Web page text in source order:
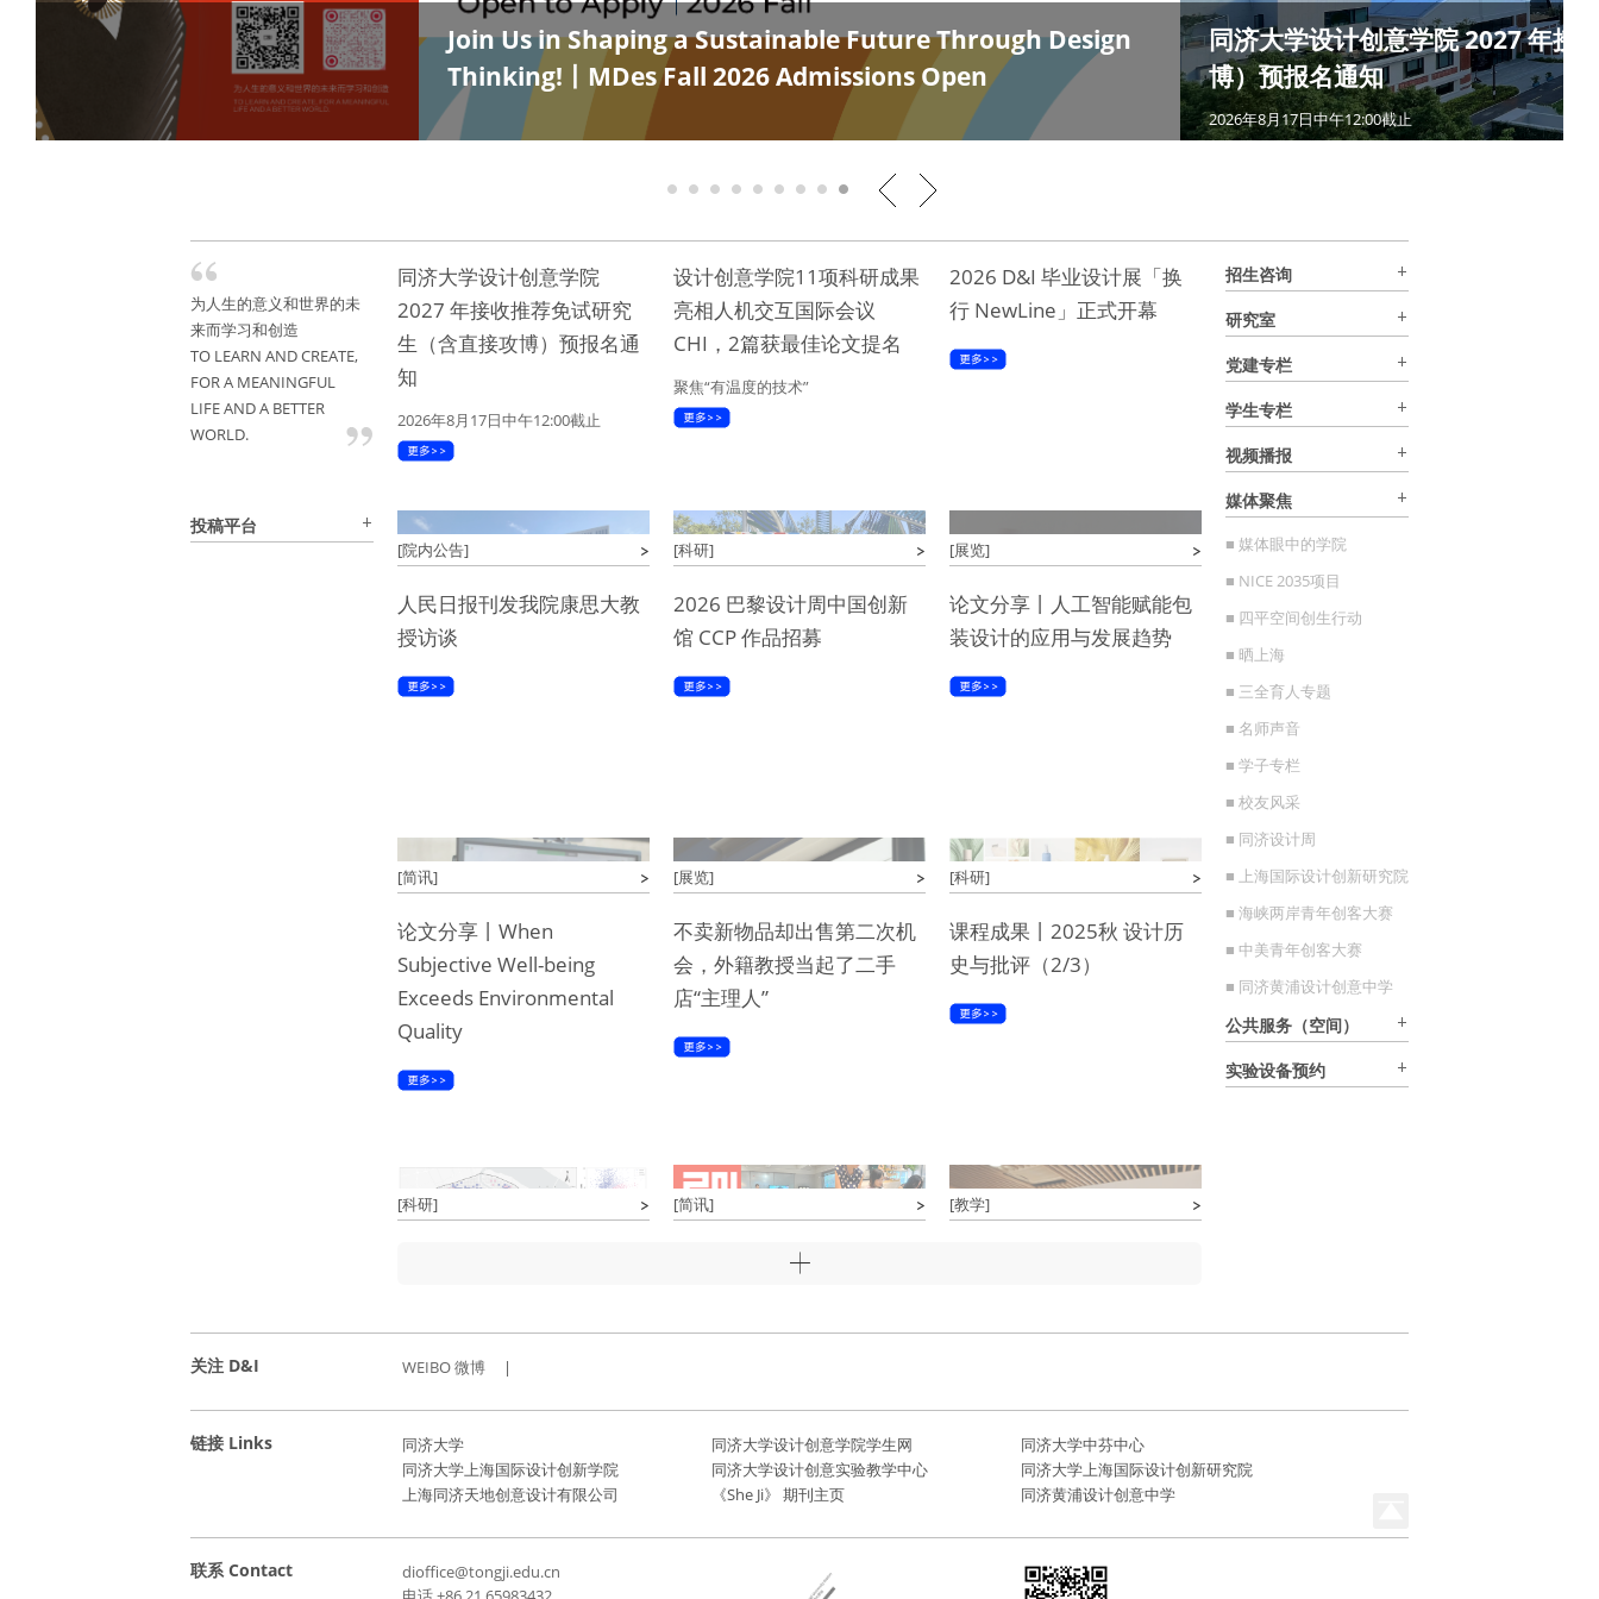
Join Us in Shaping a Sustainable Future Through Design
Thinking!丨MDes Fall 2026 Admissions Open
同济大学设计创意学院 2027 年接
博）预报名通知
2026年8月17日中午12:00截止
1 2 3 4 5 6 7 8 9
为人生的意义和世界的未
来而学习和创造
TO LEARN AND CREATE,
FOR A MEANINGFUL
LIFE AND A BETTER
WORLD.
投稿平台
同济大学设计创意学院
2027 年接收推荐免试研究
生（含直接攻博）预报名通
知
2026年8月17日中午12:00截止
[院内公告]
设计创意学院11项科研成果
亮相人机交互国际会议
CHI，2篇获最佳论文提名
聚焦“有温度的技术”
[科研]
2026 D&I 毕业设计展「换
行 NewLine」正式开幕
[展览]
人民日报刊发我院康思大教
授访谈
[简讯]
2026 巴黎设计周中国创新
馆 CCP 作品招募
[展览]
论文分享丨人工智能赋能包
装设计的应用与发展趋势
[科研]
论文分享丨When
Subjective Well-being
Exceeds Environmental
Quality
[科研]
不卖新物品却出售第二次机
会，外籍教授当起了二手
店“主理人”
[简讯]
课程成果丨2025秋 设计历
史与批评（2/3）
[教学]
招生咨询
研究室
党建专栏
学生专栏
视频播报
媒体聚焦
■ 媒体眼中的学院
■ NICE 2035项目
■ 四平空间创生行动
■ 晒上海
■ 三全育人专题
■ 名师声音
■ 学子专栏
■ 校友风采
■ 同济设计周
■ 上海国际设计创新研究院
■ 海峡两岸青年创客大赛
■ 中美青年创客大赛
■ 同济黄浦设计创意中学
公共服务（空间）
实验设备预约
关注 D&I WEIBO 微博 |
链接 Links 同济大学 同济大学设计创意学院学生网
同济大学中芬中心
同济大学上海国际设计创新学院
同济大学设计创意实验教学中心
同济大学上海国际设计创新研究院
上海同济天地创意设计有限公司
《She Ji》 期刊主页 同济黄浦设计创意中学
联系 Contact
dioffice@tongji.edu.cn